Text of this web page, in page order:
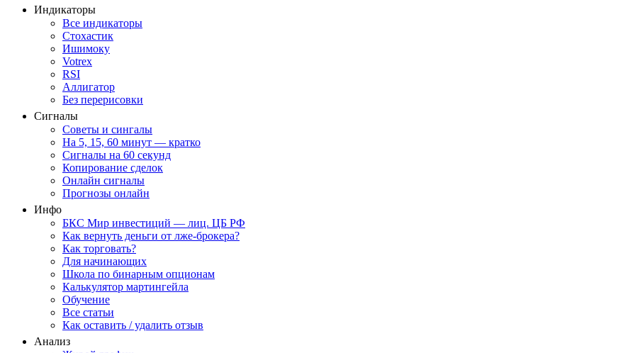
Индикаторы
Все индикаторы
Стохастик
Ишимоку
Votrex
RSI
Аллигатор
Без перерисовки
Сигналы
Советы и сингалы
На 5, 15, 60 минут — кратко
Сигналы на 60 секунд
Копирование сделок
Онлайн сигналы
Прогнозы онлайн
Инфо
БКС Мир инвестиций — лиц. ЦБ РФ
Как вернуть деньги от лже-брокера?
Как торговать?
Для начинающих
Школа по бинарным опционам
Калькулятор мартингейла
Обучение
Все статьи
Как оставить / удалить отзыв
Анализ